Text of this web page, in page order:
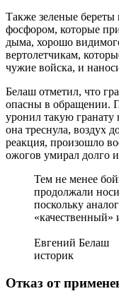
Также зеленые береты
фосфором, которые
дыма, хорошо
вертолетчикам,
чужие войска, и
Белаш отметил, что
опасны в обращении.
уронил такую гранату
она треснула, воздух
реакция, произошло
ожогов умирал долго
Тем не менее
продолжали
поскольку
«качественный»
Евгений Белаш
историк
Отказ от